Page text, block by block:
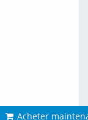
Acheter